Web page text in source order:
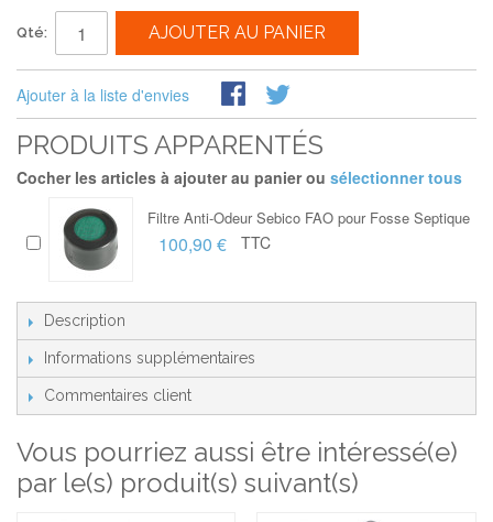
Qté: AJOUTER AU PANIER
Ajouter à la liste d'envies
PRODUITS APPARENTÉS
Cocher les articles à ajouter au panier ou sélectionner tous
Filtre Anti-Odeur Sebico FAO pour Fosse Septique
100,90 € TTC
Description
Informations supplémentaires
Commentaires client
Vous pourriez aussi être intéressé(e)
par le(s) produit(s) suivant(s)